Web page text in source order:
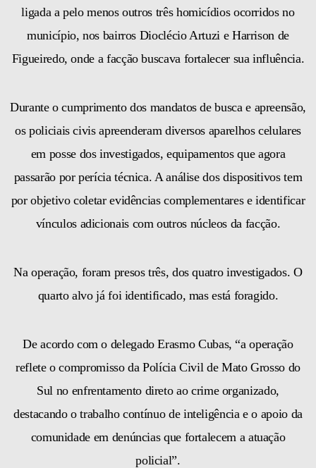
ligada a pelo menos outros três homicídios ocorridos no
município, nos bairros Dioclécio Artuzi e Harrison de
Figueiredo, onde a facção buscava fortalecer sua influência.
Durante o cumprimento dos mandatos de busca e apreensão,
os policiais civis apreenderam diversos aparelhos celulares
em posse dos investigados, equipamentos que agora
passarão por perícia técnica. A análise dos dispositivos tem
por objetivo coletar evidências complementares e identificar
vínculos adicionais com outros núcleos da facção.
Na operação, foram presos três, dos quatro investigados. O
quarto alvo já foi identificado, mas está foragido.
De acordo com o delegado Erasmo Cubas, “a operação
reflete o compromisso da Polícia Civil de Mato Grosso do
Sul no enfrentamento direto ao crime organizado,
destacando o trabalho contínuo de inteligência e o apoio da
comunidade em denúncias que fortalecem a atuação
policial”.